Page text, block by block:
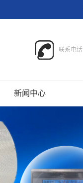
联系电话
新闻中心